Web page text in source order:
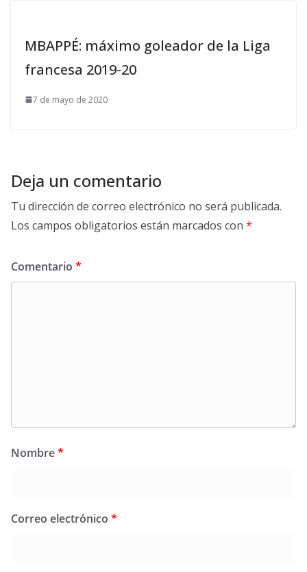
MBAPPÉ: máximo goleador de la Liga
francesa 2019-20
7 de mayo de 2020
Deja un comentario
Tu dirección de correo electrónico no será publicada.
Los campos obligatorios están marcados con *
Comentario *
Nombre*
Correo electrónico *